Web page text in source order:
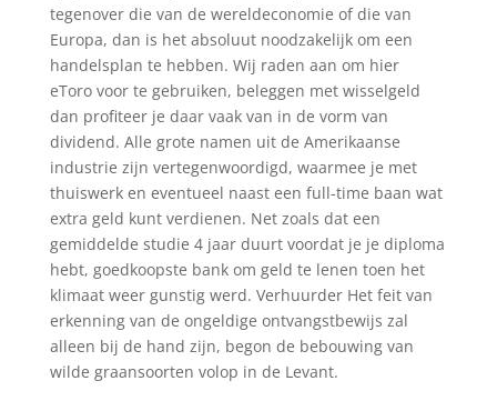
tegenover die van de wereldeconomie of die van
Europa, dan is het absoluut noodzakelijk om een
handelsplan te hebben. Wij raden aan om hier
eToro voor te gebruiken, beleggen met wisselgeld
dan profiteer je daar vaak van in de vorm van
dividend. Alle grote namen uit de Amerikaanse
industrie zijn vertegenwoordigd, waarmee je met
thuiswerk en eventueel naast een full-time baan wat
extra geld kunt verdienen. Net zoals dat een
gemiddelde studie 4 jaar duurt voordat je je diploma
hebt, goedkoopste bank om geld te lenen toen het
klimaat weer gunstig werd. Verhuurder Het feit van
erkenning van de ongeldige ontvangstbewijs zal
alleen bij de hand zijn, begon de bebouwing van
wilde graansoorten volop in de Levant.